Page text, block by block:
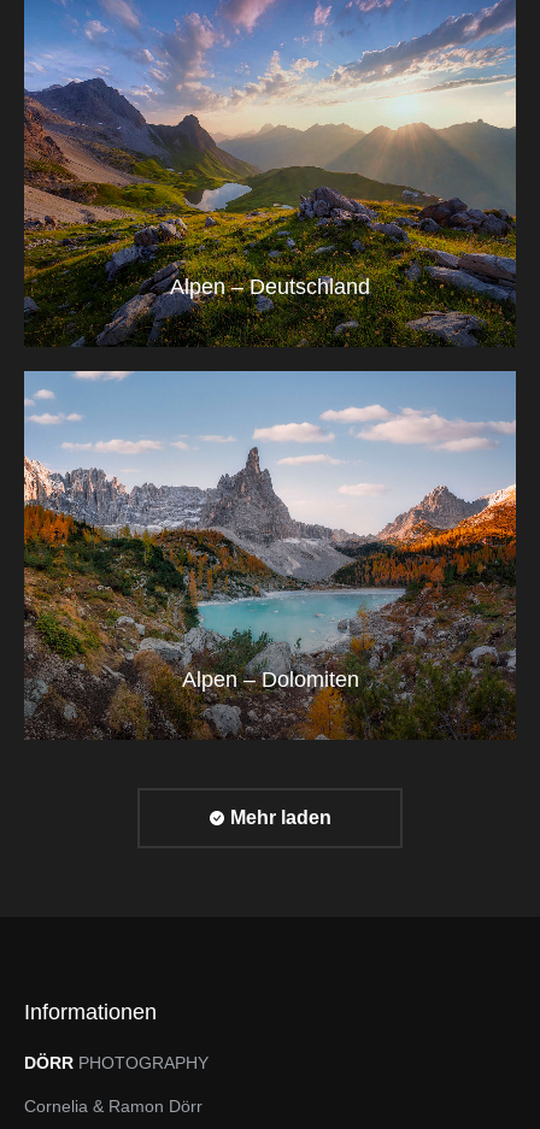
Alpen – Deutschland
Alpen – Dolomiten
Mehr laden
Informationen
DÖRR PHOTOGRAPHY
Cornelia & Ramon Dörr